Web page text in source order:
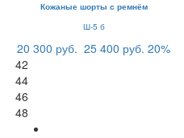
Кожаные шорты с ремнём
Ш-5 б
20 300 руб. 25 400 руб. 20%
42
44
46
48